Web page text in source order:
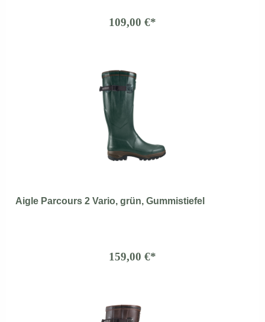
109,00 €*
Aigle Parcours 2 Vario, grün, Gummistiefel
159,00 €*